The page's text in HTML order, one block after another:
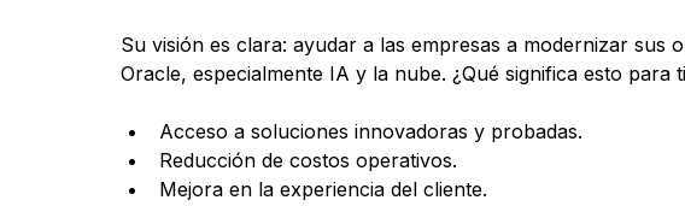
Su visión es clara: ayudar a las empresas a modernizar sus
Oracle, especialmente IA y la nube. ¿Qué significa esto para
Acceso a soluciones innovadoras y probadas.
Reducción de costos operativos.
Mejora en la experiencia del cliente.